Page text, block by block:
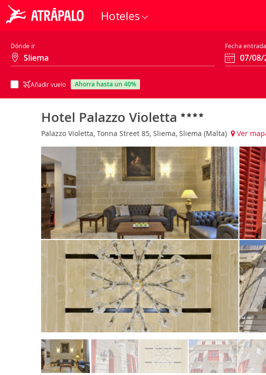
Hoteles
Dónde ir Fecha entrada
Añadir vuelo ahorra hasta un 40%
Hotel Palazzo Violetta
Palazzo Violetta, Tonna Street 85, Sliema, Sliema (Malta) Ver